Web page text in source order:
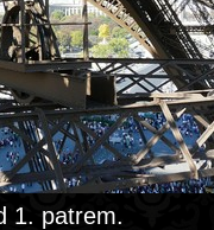
1. patrem.